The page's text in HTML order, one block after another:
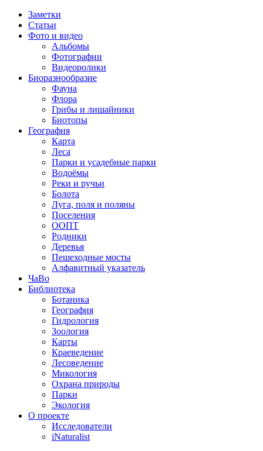
Заметки
Статьи
Фото и видео
Альбомы
Фотографии
Видеоролики
Биоразнообразие
Фауна
Флора
Грибы и лишайники
Биотопы
География
Карта
Леса
Парки и усадебные парки
Водоёмы
Реки и ручьи
Болота
Луга, поля и поляны
Поселения
ООПТ
Родники
Деревья
Пешеходные мосты
Алфавитный указатель
ЧаВо
Библиотека
Ботаника
География
Гидрология
Зоология
Карты
Краеведение
Лесоведение
Микология
Охрана природы
Парки
Экология
О проекте
Исследователи
iNaturalist